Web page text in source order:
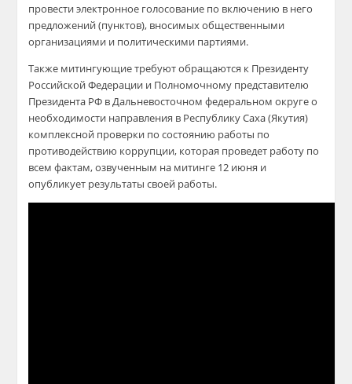
провести электронное голосование по включению в него
предложений (пунктов), вносимых общественными
организациями и политическими партиями.
Также митингующие требуют обращаются к Президенту
Российской Федерации и Полномочному представителю
Президента РФ в Дальневосточном федеральном округе о
необходимости направления в Республику Саха (Якутия)
комплексной проверки по состоянию работы по
противодействию коррупции, которая проведет работу по
всем фактам, озвученным на митинге 12 июня и
опубликует результаты своей работы.